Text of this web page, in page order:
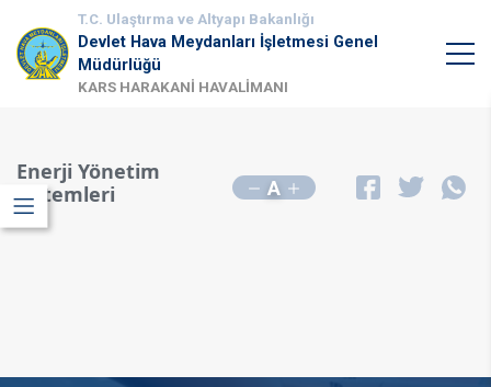
T.C. Ulaştırma ve Altyapı Bakanlığı
Devlet Hava Meydanları İşletmesi Genel
Müdürlüğü
KARS HARAKANİ HAVALİMANI
Enerji Yönetim
Sistemleri
A